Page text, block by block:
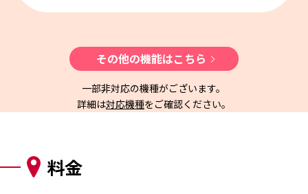
その他の機能はこちら
一部非対応の機種がございます。
詳細は対応機種をご確認ください。
料金